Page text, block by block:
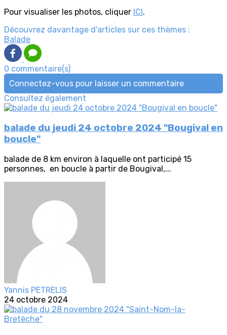
Pour visualiser les photos, cliquer ICI .
Découvrez davantage d'articles sur ces thèmes :
Balade
0 commentaire(s)
Connectez-vous pour laisser un commentaire
Consultez également
balade du jeudi 24 octobre 2024 "Bougival en
boucle"
balade de 8 km environ à laquelle ont participé 15
personnes, en boucle à partir de Bougival,...
Yannis PETRELIS
24 octobre 2024